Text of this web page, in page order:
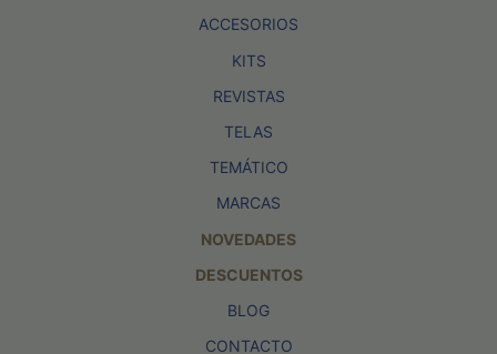
ACCESORIOS
KITS
REVISTAS
TELAS
TEMÁTICO
MARCAS
NOVEDADES
DESCUENTOS
BLOG
CONTACTO